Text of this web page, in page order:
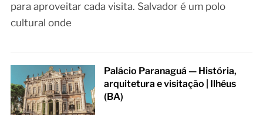
para aproveitar cada visita. Salvador é um polo
cultural onde
Palácio Paranaguá — História,
arquitetura e visitação | Ilhéus
(BA)